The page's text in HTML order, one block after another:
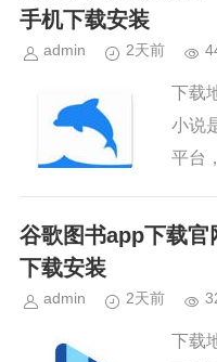
手机下载安装
admin 2天前
下载
小说
平台
和榜
谷歌图书app下载官
下载安装
admin 2天前
下载